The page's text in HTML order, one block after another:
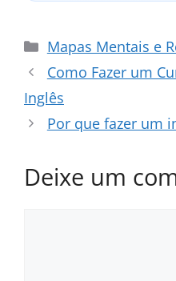
Categorias
Mapas Mentais e
Como Fazer um
Inglês
Por que fazer um
Deixe um